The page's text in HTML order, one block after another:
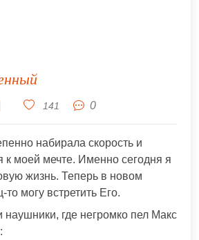
141 0
набирала скорость и
к моей мечте. Именно сегодня я
жизнь. Теперь в новом
то могу встретить Его.
где негромко пел Макс